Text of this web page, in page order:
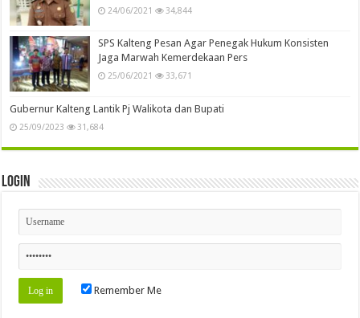
24/06/2021 34,844
SPS Kalteng Pesan Agar Penegak Hukum Konsisten
Jaga Marwah Kemerdekaan Pers
25/06/2021 33,671
Gubernur Kalteng Lantik Pj Walikota dan Bupati
25/09/2023 31,684
Login
Remember Me